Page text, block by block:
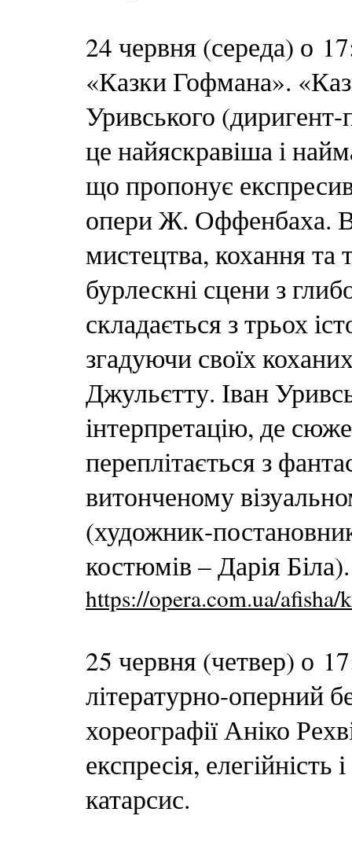
24 червня (середа) о
«Казки Гофмана».
Уривського
це найяскравіша і
що пропонує
опери Ж. Оффенбаха.
мистецтва, кохання та
бурлескні сцени з
складається з трьох
згадуючи своїх
Джульєтту. Іван
інтерпретацію, де
переплітається з
витонченому
(художник-
костюмів – Дарія
https://opera.com.ua/
25 червня (четвер) о
літературно-оперний
хореографії Аніко
експресія,
катарсис.